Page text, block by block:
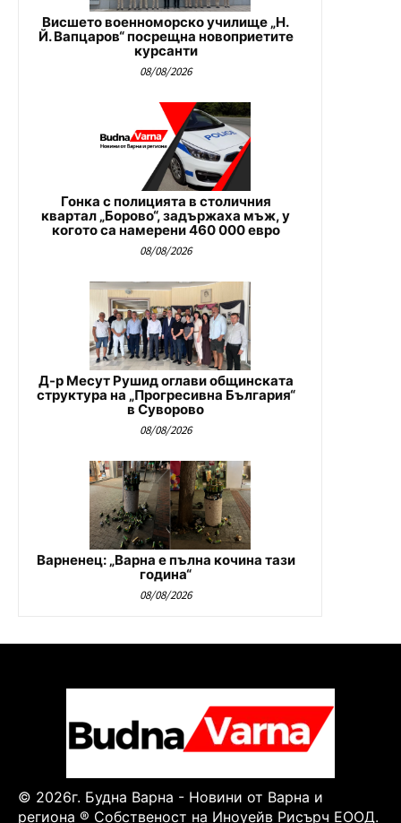
Висшето военноморско училище „Н.
Й. Вапцаров“ посрещна новоприетите
курсанти
08/08/2026
Гонка с полицията в столичния
квартал „Борово“, задържаха мъж, у
когото са намерени 460 000 евро
08/08/2026
Д-р Месут Рушид оглави общинската
структура на „Прогресивна България“
в Суворово
08/08/2026
Варненец: „Варна е пълна кочина тази
година“
08/08/2026
© 2026г. Будна Варна - Новини от Варна и
региона ® Собственост на Иноуейв Рисърч ЕООД.